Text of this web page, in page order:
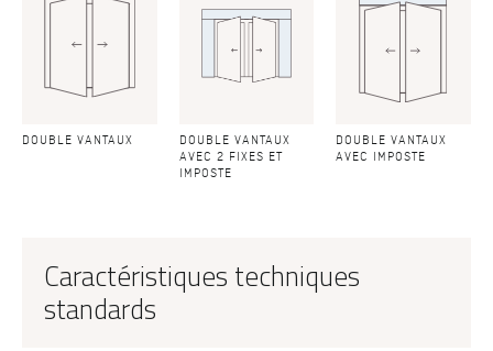
DOUBLE VANTAUX
DOUBLE VANTAUX
AVEC 2 FIXES ET
IMPOSTE
DOUBLE VANTAUX
AVEC IMPOSTE
Caractéristiques techniques
standards